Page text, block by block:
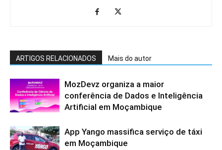
ARTIGOS RELACIONADOS Mais do autor
MozDevz organiza a maior
conferência de Dados e Inteligência
Artificial em Moçambique
App Yango massifica serviço de táxi
em Moçambique